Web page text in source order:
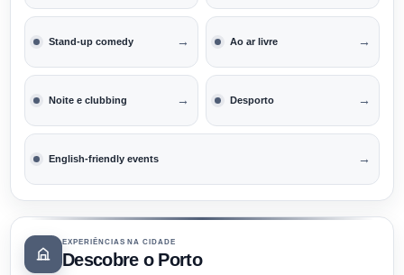
Stand-up comedy → Ao ar livre →
Noite e clubbing → Desporto →
English-friendly events →
EXPERIÊNCIAS NA CIDADE
Descobre o Porto